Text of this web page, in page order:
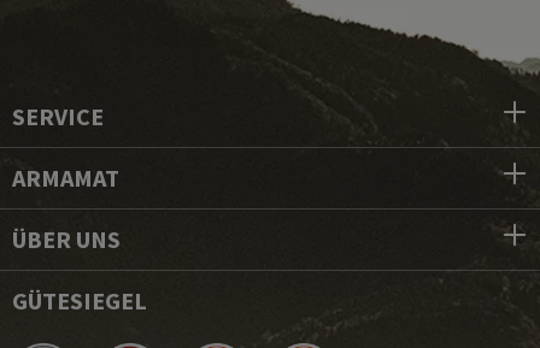
SERVICE
ARMAMAT
ÜBER UNS
GÜTESIEGEL